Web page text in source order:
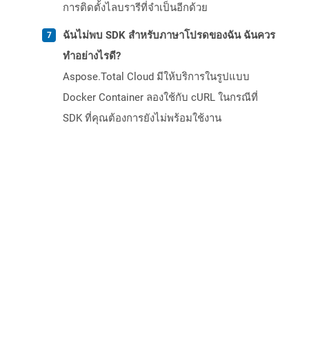
การติดตั้งไลบรารีที่จำเป็นอีกด้วย
ฉันไม่พบ SDK สำหรับภาษาโปรดของฉัน ฉันควร
ทำอย่างไรดี?
Aspose.Total Cloud มีให้บริการในรูปแบบ
Docker Container ลองใช้กับ cURL ในกรณีที่
SDK ที่คุณต้องการยังไม่พร้อมใช้งาน